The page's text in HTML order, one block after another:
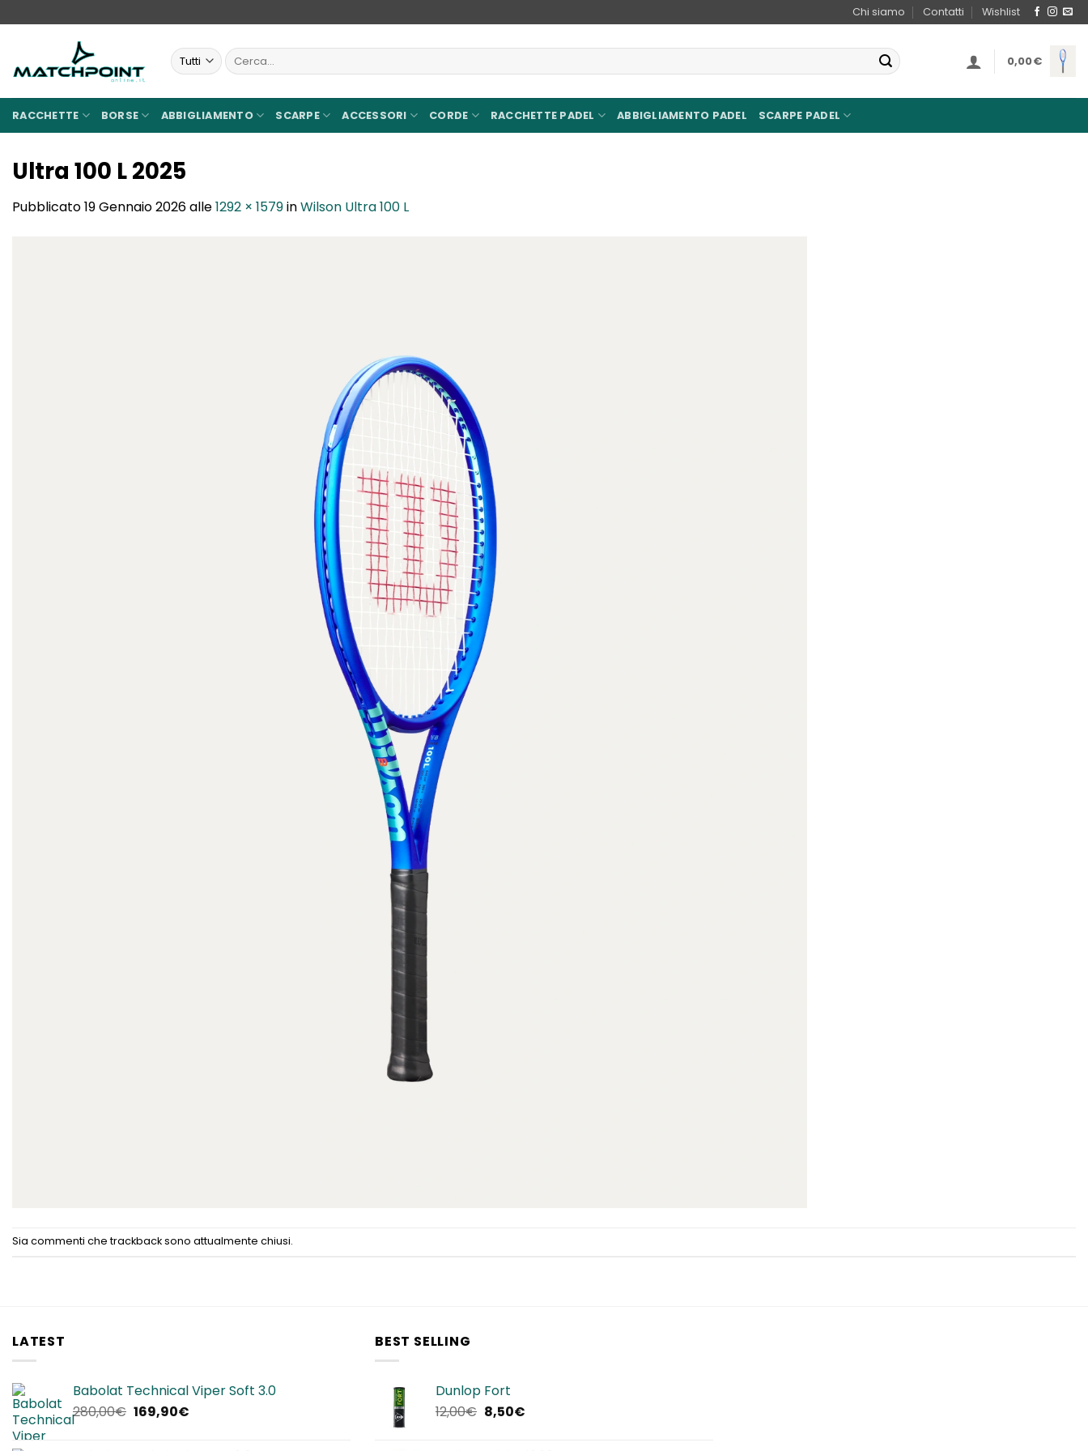
ai
Chi siamo Contatti Wishlist
Cerca: 0,00€
RACCHETTE BORSE ABBIGLIAMENTO SCARPE ACCESSORI CORDE RACCHETTE PADEL ABBIGLIAMENTO PADEL SCARPE PADEL
Ultra 100 L 2025
Pubblicato19 Gennaio 2026alle1292 × 1579inWilson Ultra 100 L
Sia commenti che trackback sono attualmente chiusi.
LATEST
Babolat Technical Viper Soft 3.0
280,00€ Il
169,90€Il
BEST SELLING
Dunlop Fort
12,00€ Il
8,50€Il